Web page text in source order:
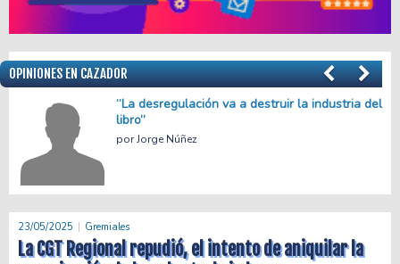
OPINIONES EN CAZADOR
Menos empleo, más precariedad
Facundo Apache Villalba
23/05/2025 Gremiales
La CGT Regional repudió, el intento de aniquilar la